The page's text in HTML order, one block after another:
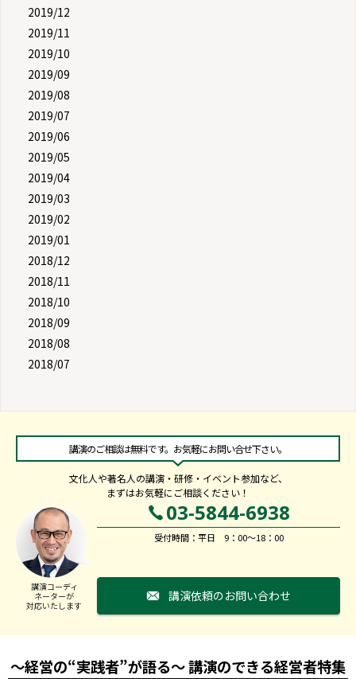
2019/12
2019/11
2019/10
2019/09
2019/08
2019/07
2019/06
2019/05
2019/04
2019/03
2019/02
2019/01
2018/12
2018/11
2018/10
2018/09
2018/08
2018/07
講演のご相談は無料です。お気軽にお問い合せ下さい。
文化人や著名人の講演・研修・イベント参加など、
まずはお気軽にご相談ください！
講演コーディ
ネーターが
対応いたします
03-5844-6938
受付時間：平日 9：00～18：00
講演依頼のお問い合わせ
～経営の“実践者”が語る～ 講演のできる経営者特集